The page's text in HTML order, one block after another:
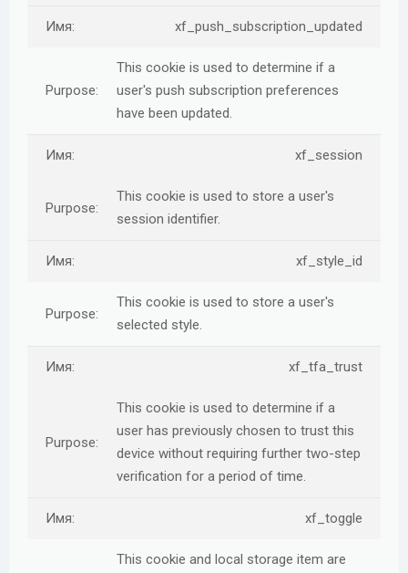
xf_push_subscription_updated
This cookie is used to determine if a
user's push subscription preferences
have been updated.
xf_session
This cookie is used to store a user's
session identifier.
xf_style_id
This cookie is used to store a user's
selected style.
xf_tfa_trust
This cookie is used to determine if a
user has previously chosen to trust this
device without requiring further two-step
verification for a period of time.
xf_toggle
This cookie and local storage item are